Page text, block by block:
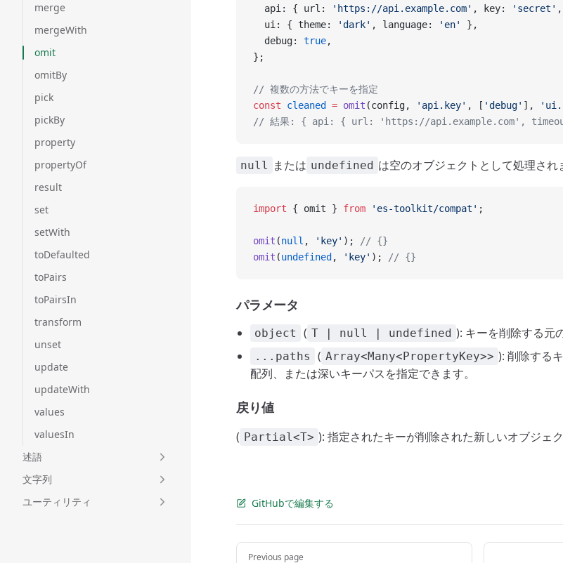
merge
mergeWith
omit
omitBy
pick
pickBy
property
propertyOf
result
set
setWith
toDefaulted
toPairs
toPairsIn
transform
unset
update
updateWith
values
valuesIn
述語
文字列
ユーティリティ
  api: { url:
'https://api.example.com' , key: 'secret'
  ui: { theme:
'dark' , language: 'en'
},
  debug:
true,
};
// 複数の方法でキーを指定
const cleaned = omit (config, 'api.key' , [ 'debug' ],
// 結果: { api: { url: 'https://api.example.com',
null または undefined は空のオブジェクトとして処理され
import { omit } from 'es-toolkit/compat' ;
omit (null , 'key' );
// {}
omit (undefined , 'key' ); // {}
パラメータ
object ( T | null | undefined ): キーを削除する元
...paths ( Array<Many<PropertyKey>> ): 削除する
配列、または深いキーパスを指定できます。
戻り値
( Partial<T> ): 指定されたキーが削除された新しいオブジェク
GitHubで編集する
Pager
Previous page